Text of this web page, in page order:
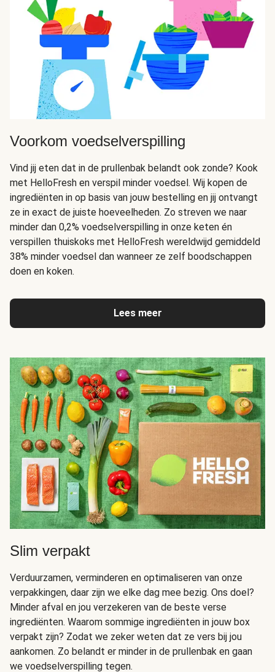
Voorkom voedselverspilling
Vind jij eten dat in de prullenbak belandt ook zonde? Kook
met HelloFresh en verspil minder voedsel. Wij kopen de
ingrediënten in op basis van jouw bestelling en jij ontvangt
ze in exact de juiste hoeveelheden. Zo streven we naar
minder dan 0,2% voedselverspilling in onze keten én
verspillen thuiskoks met HelloFresh wereldwijd gemiddeld
38% minder voedsel dan wanneer ze zelf boodschappen
doen en koken.
Lees meer
Slim verpakt
Verduurzamen, verminderen en optimaliseren van onze
verpakkingen, daar zijn we elke dag mee bezig. Ons doel?
Minder afval en jou verzekeren van de beste verse
ingrediënten. Waarom sommige ingrediënten in jouw box
verpakt zijn? Zodat we zeker weten dat ze vers bij jou
aankomen. Zo belandt er minder in de prullenbak en gaan
we voedselverspilling tegen.